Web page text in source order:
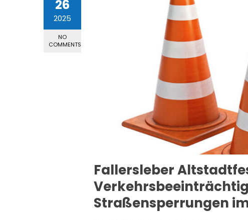
26
2025
NO
COMMENTS
Fallersleber
Straßensperrungen